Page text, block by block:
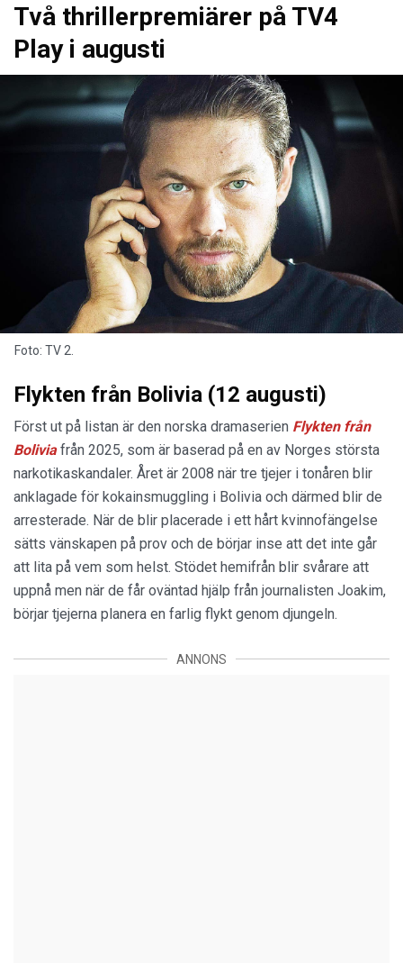
Två thrillerpremiärer på TV4
Play i augusti
Foto: TV 2.
Flykten från Bolivia (12 augusti)
Först ut på listan är den norska dramaserien Flykten från
Boliviafrån 2025, som är baserad på en av Norges största
narkotikaskandaler. Året är 2008 när tre tjejer i tonåren blir
anklagade för kokainsmuggling i Bolivia och därmed blir de
arresterade. När de blir placerade i ett hårt kvinnofängelse
sätts vänskapen på prov och de börjar inse att det inte går
att lita på vem som helst. Stödet hemifrån blir svårare att
uppnå men när de får oväntad hjälp från journalisten Joakim,
börjar tjejerna planera en farlig flykt genom djungeln.
ANNONS